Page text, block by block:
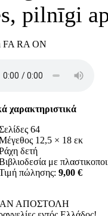
pilnīgi
FA RA ON
χαρακτηριστικά
64
12,5 × 18 εκ
δετή
με
πώλησης: 9,00 €
ΑΠΟΣΤΟΛΗ